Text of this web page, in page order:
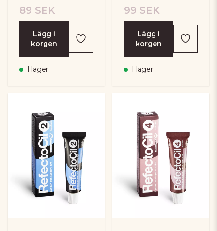
89 SEK
Lägg i
korgen
I lager
99 SEK
Lägg i
korgen
I lager